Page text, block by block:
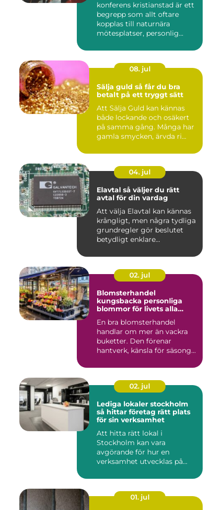
konferens kristianstad är ett
begrepp som allt oftare
kopplas till naturnära
mötesplatser, personlig...
08. jul
Sälja guld så får du bra
betalt på ett tryggt sätt
Att Sälja Guld kan kännas
både lockande och osäkert
på samma gång. Många har
gamla smycken, ärvda ri...
04. jul
Elavtal så väljer du rätt
avtal för din vardag
Att välja Elavtal kan kännas
krångligt, men några tydliga
grundregler gör beslutet
betydligt enklare...
02. jul
Blomsterhandel
kungsbacka personliga
blommor för livets alla
En bra blomsterhandel
handlar om mer än vackra
buketter. Den förenar
hantverk, känsla för säsong
02. jul
Lediga lokaler stockholm
så hittar företag rätt plats
för sin verksamhet
Att hitta rätt lokal i
Stockholm kan vara
avgörande för hur en
verksamhet utvecklas på
01. jul